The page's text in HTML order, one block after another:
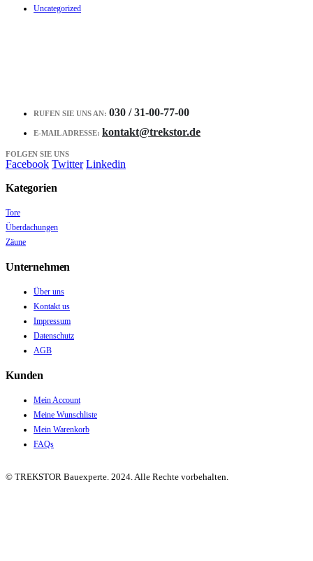
Uncategorized
RUFEN SIE UNS AN: 030 / 31-00-77-00
E-MAIL ADRESSE: kontakt@trekstor.de
FOLGEN SIE UNS
Facebook Twitter Linkedin
Kategorien
Tore
Überdachungen
Zäune
Unternehmen
Über uns
Kontakt us
Impressum
Datenschutz
AGB
Kunden
Mein Account
Meine Wunschliste
Mein Warenkorb
FAQs
© TREKSTOR Bauexperte. 2024. Alle Rechte vorbehalten.